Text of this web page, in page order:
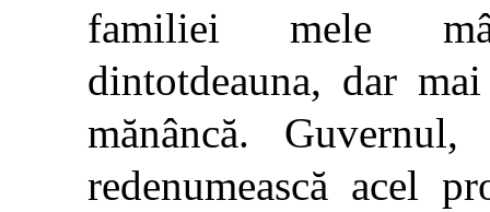
familiei mele
dintotdeauna, dar
mănâncă.
redenumească acel